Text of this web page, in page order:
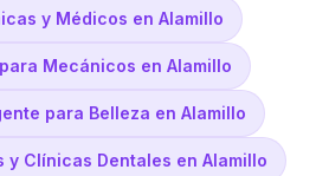
y Médicos en Alamillo
Mecánicos en Alamillo
para Belleza en Alamillo
y Clínicas Dentales en Alamillo